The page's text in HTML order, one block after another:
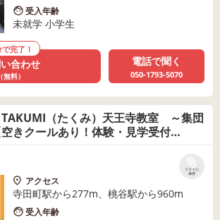
受入年齢
未就学 小学生
で完了！
合わせ
（無料）
電話で聞く
050-1793-5070
TAKUMI（たくみ）天王寺教室 ～集団
きクールあり！体験・見学受付
リストに
保存
アクセス
寺田町駅から277m、桃谷駅から960m
受入年齢